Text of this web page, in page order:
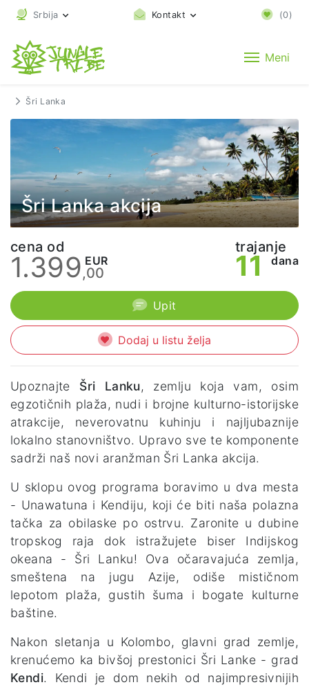
Srbija Kontakt (0)
Meni
Šri Lanka
Šri Lanka akcija
cena od
1.399 EUR
,00
trajanje
11 dana
Upit
Dodaj u listu želja
Upoznajte Šri Lanku, zemlju koja vam, osim
egzotičnih plaža, nudi i brojne kulturno-istorijske
atrakcije, neverovatnu kuhinju i najljubaznije
lokalno stanovništvo. Upravo sve te komponente
sadrži naš novi aranžman Šri Lanka akcija.
U sklopu ovog programa boravimo u dva mesta
- Unawatuna i Kendiju, koji će biti naša polazna
tačka za obilaske po ostrvu. Zaronite u dubine
tropskog raja dok istražujete biser Indijskog
okeana - Šri Lanku! Ova očaravajuća zemlja,
smeštena na jugu Azije, odiše mističnom
lepotom plaža, gustih šuma i bogate kulturne
baštine.
Nakon sletanja u Kolombo, glavni grad zemlje,
krenućemo ka bivšoj prestonici Šri Lanke - grad
Kendi. Kendi je dom nekih od najimpresivnijih